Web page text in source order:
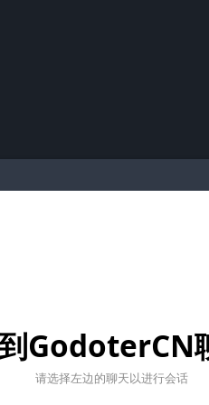
GodoterCN
请选择左边的聊天以进行会话